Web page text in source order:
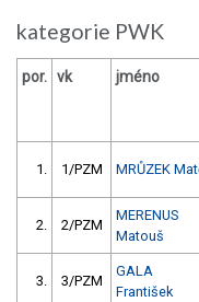
kategorie PWK
por. vk jméno
1. 1/PZM MRŮZEK
2. 2/PZM
MERENUS
Matouš
3. 3/PZM
GALA
František